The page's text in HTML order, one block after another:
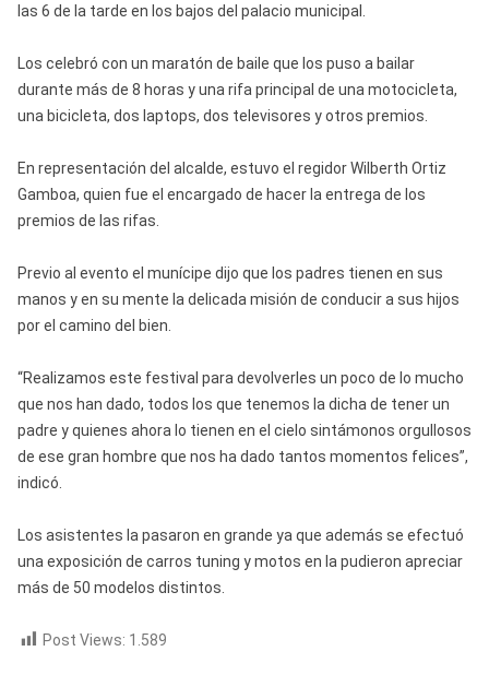
las 6 de la tarde en los bajos del palacio municipal.
Los celebró con un maratón de baile que los puso a bailar
durante más de 8 horas y una rifa principal de una motocicleta,
una bicicleta, dos laptops, dos televisores y otros premios.
En representación del alcalde, estuvo el regidor Wilberth Ortiz
Gamboa, quien fue el encargado de hacer la entrega de los
premios de las rifas.
Previo al evento el munícipe dijo que los padres tienen en sus
manos y en su mente la delicada misión de conducir a sus hijos
por el camino del bien.
“Realizamos este festival para devolverles un poco de lo mucho
que nos han dado, todos los que tenemos la dicha de tener un
padre y quienes ahora lo tienen en el cielo sintámonos orgullosos
de ese gran hombre que nos ha dado tantos momentos felices”,
indicó.
Los asistentes la pasaron en grande ya que además se efectuó
una exposición de carros tuning y motos en la pudieron apreciar
más de 50 modelos distintos.
Post Views: 1.589